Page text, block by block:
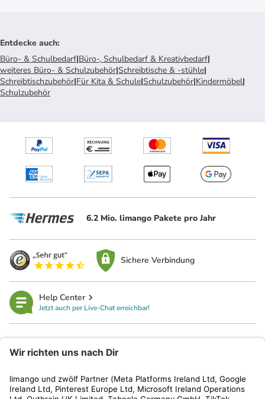
Entdecke auch:
Büro- & Schulbedarf|Büro-, Schulbedarf & Kreativbedarf|
weiteres Büro- & Schulzubehör|Schreibtische & -stühle|
Schreibtischzubehör|Für Kita & Schule|Schulzubehör|Kindermöbel|
Schulzubehör
6.2 Mio. limango Pakete pro Jahr
Sichere Verbindung
Help Center
Jetzt auch per Live-Chat erreichbar!
Kundenservice